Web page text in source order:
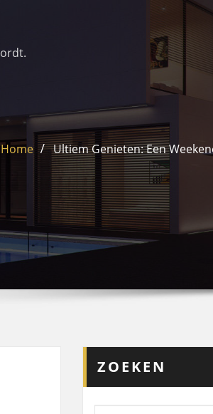
Home Ultiem Genieten: Een
ZOEKEN